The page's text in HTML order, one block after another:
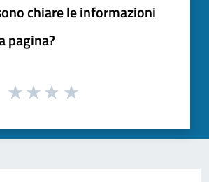
chiare le informazioni
pagina?